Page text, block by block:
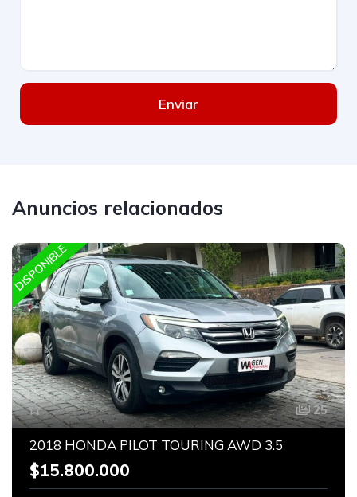
Enviar
Anuncios relacionados
DISPONIBLE
25
2018 HONDA PILOT TOURING AWD 3.5
$15.800.000